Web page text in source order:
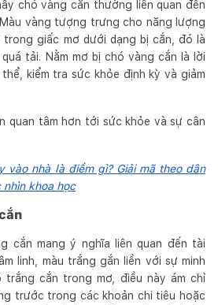
chó vàng cắn thường liên quan đến
vàng tượng trưng cho năng lượng
trong giấc mơ dưới dạng bị cắn, đó là
tải. Nằm mơ bị chó vàng cắn là lời
kiểm tra sức khỏe định kỳ và giảm
quan tâm hơn tới sức khỏe và sự cân
vào nhà là điềm gì? Giải mã theo dân
khoa học
cắn mang ý nghĩa liên quan đến tài
linh, màu trắng gắn liền với sự minh
trắng cắn trong mơ, điều này ám chỉ
trước trong các khoản chi tiêu hoặc